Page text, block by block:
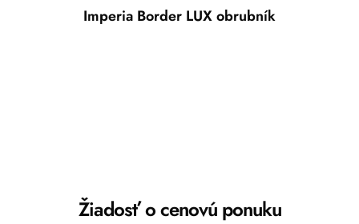
Imperia Border LUX obrubník
Žiadosť o cenovú ponuku